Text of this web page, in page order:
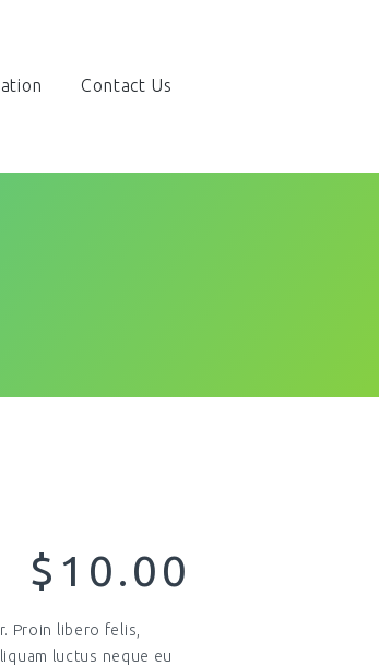
Contact Us
$10.00
Proin libero felis,
luctus neque eu